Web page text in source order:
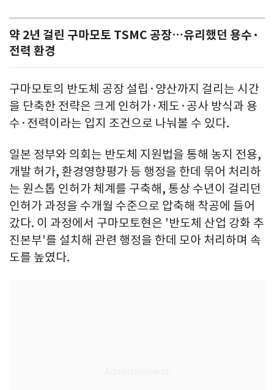
약 2년 걸린 구마모토 TSMC 공장…유리했던 용수·
전력 환경
구마모토의 반도체 공장 설립·양산까지 걸리는 시간
을 단축한 전략은 크게 인허가·제도·공사 방식과 용
수·전력이라는 입지 조건으로 나눠볼 수 있다.
일본 정부와 의회는 반도체 지원법을 통해 농지 전용,
개발 허가, 환경영향평가 등 행정을 한데 묶어 처리하
는 원스톱 인허가 체계를 구축해, 통상 수년이 걸리던
인허가 과정을 수개월 수준으로 압축해 착공에 들어
갔다. 이 과정에서 구마모토현은 '반도체 산업 강화 추
진본부'를 설치해 관련 행정을 한데 모아 처리하며 속
도를 높였다.